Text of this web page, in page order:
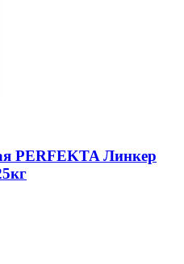
PERFEKTA Линкер